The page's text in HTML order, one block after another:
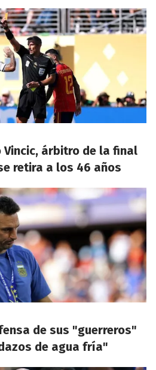
Vincic, árbitro de la final
retira a los 46 años
de sus "guerreros"
de agua fría"